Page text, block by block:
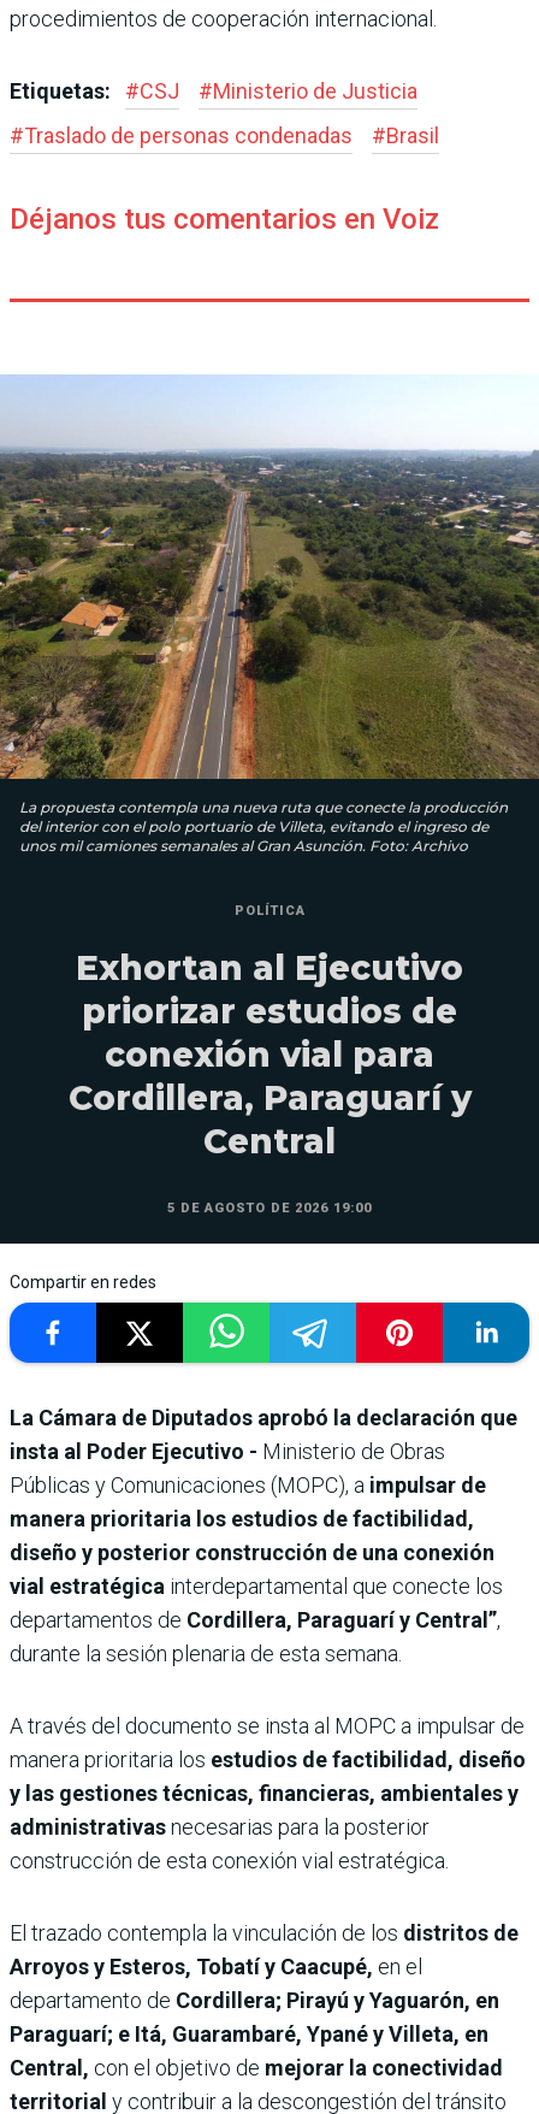
procedimientos de cooperación internacional.
Etiquetas: #CSJ #Ministerio de Justicia
#Traslado de personas condenadas #Brasil
Déjanos tus comentarios en Voiz
La propuesta contempla una nueva ruta que conecte la producción
del interior con el polo portuario de Villeta, evitando el ingreso de
unos mil camiones semanales al Gran Asunción. Foto: Archivo
POLÍTICA
Exhortan al Ejecutivo
priorizar estudios de
conexión vial para
Cordillera, Paraguarí y
Central
5 DE AGOSTO DE 2026 19:00
Compartir en redes
La Cámara de Diputados aprobó la declaración que
insta al Poder Ejecutivo - Ministerio de Obras
Públicas y Comunicaciones (MOPC), a impulsar de
manera prioritaria los estudios de factibilidad,
diseño y posterior construcción de una conexión
vial estratégica interdepartamental que conecte los
departamentos de Cordillera, Paraguarí y Central”,
durante la sesión plenaria de esta semana.
A través del documento se insta al MOPC a impulsar de
manera prioritaria los estudios de factibilidad, diseño
y las gestiones técnicas, financieras, ambientales y
administrativasnecesarias para la posterior
construcción de esta conexión vial estratégica.
El trazado contempla la vinculación de los distritos de
Arroyos y Esteros, Tobatí y Caacupé, en el
departamento de Cordillera; Pirayú y Yaguarón, en
Paraguarí; e Itá, Guarambaré, Ypané y Villeta, en
Central, con el objetivo de mejorar la conectividad
territorial y contribuir a la descongestión del tránsito